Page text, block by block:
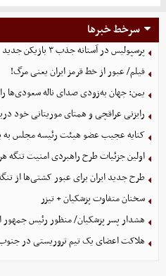
سرخط خبرها
پرسپولیس در آستانه جذب ۳ بازیکن جدید
فیلم/ عبور از خط قرمز ایران یعنی مرگ!
یمن: جهان به‌زودی صدای ناله سعودی‌ها
رایزنی عراقچی و همتای موریتانی خود
کنایه عجیب عضو هیئت رئیسه مجلس به
اولین جزئیات طرح راهبردی امنیت تنگه
طرح جدید ایران برای عبور کشتی‌ها از
سخنان متفاوت پزشکیان + تیزر
هشدار پسر پزشکیان/ منظور رئیس
هلاکت اعضای یک تیم تروریستی در